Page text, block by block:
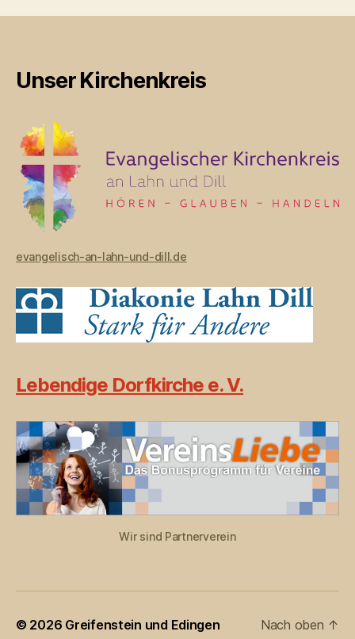
Unser Kirchenkreis
evangelisch-an-lahn-und-dill.de
Lebendige Dorfkirche e. V.
Wir sind Partnerverein
© 2026 Greifenstein und Edingen Nach oben ↑